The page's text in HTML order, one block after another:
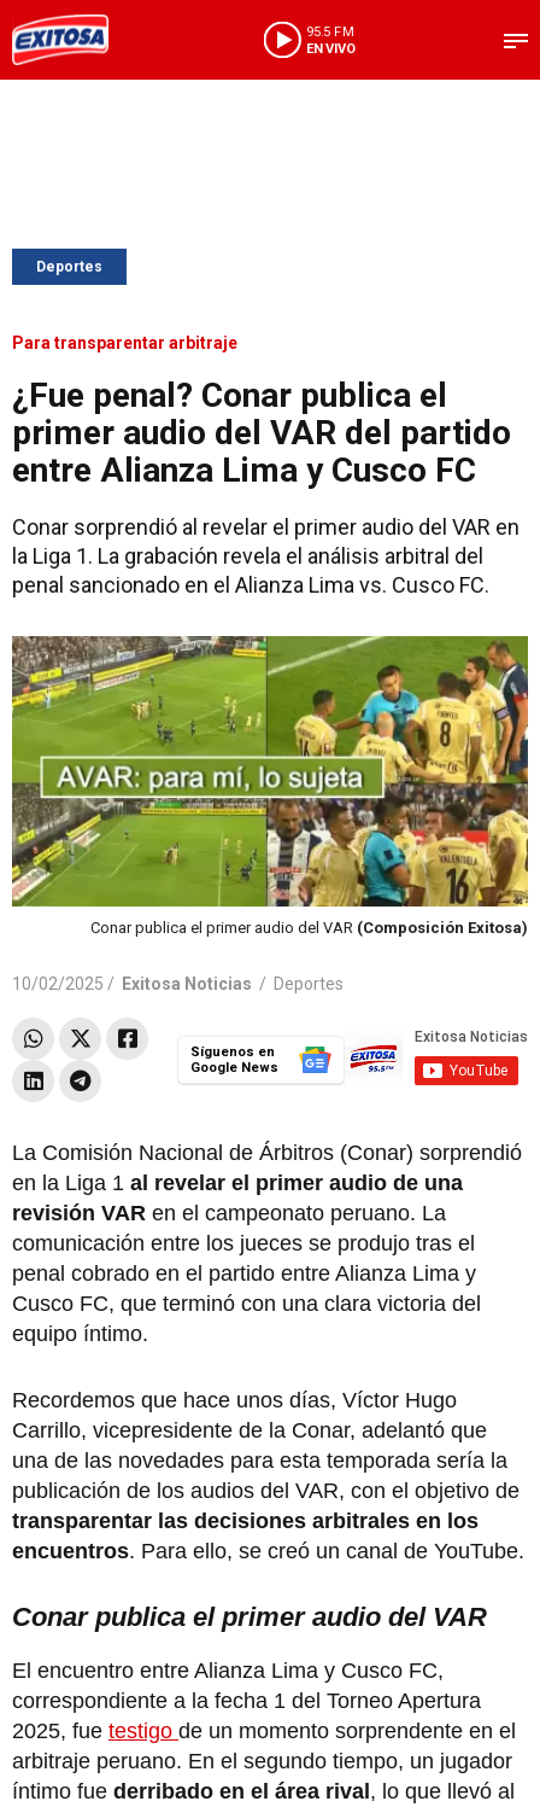
95.5 FM
EN VIVO
Deportes
Para transparentar arbitraje
¿Fue penal? Conar publica el
primer audio del VAR del partido
entre Alianza Lima y Cusco FC
Conar sorprendió al revelar el primer audio del VAR en
la Liga 1. La grabación revela el análisis arbitral del
penal sancionado en el Alianza Lima vs. Cusco FC.
Conar publica el primer audio del VAR (Composición Exitosa)
10/02/2025 / Exitosa Noticias / Deportes
Síguenos en
Google News
La Comisión Nacional de Árbitros (Conar) sorprendió
en la Liga 1 al revelar el primer audio de una
revisión VAR en el campeonato peruano. La
comunicación entre los jueces se produjo tras el
penal cobrado en el partido entre Alianza Lima y
Cusco FC, que terminó con una clara victoria del
equipo íntimo.
Recordemos que hace unos días, Víctor Hugo
Carrillo, vicepresidente de la Conar, adelantó que
una de las novedades para esta temporada sería la
publicación de los audios del VAR, con el objetivo de
transparentar las decisiones arbitrales en los
encuentros. Para ello, se creó un canal de YouTube.
Conar publica el primer audio del VAR
El encuentro entre Alianza Lima y Cusco FC,
correspondiente a la fecha 1 del Torneo Apertura
2025, fue testigo de un momento sorprendente en el
arbitraje peruano. En el segundo tiempo, un jugador
íntimo fue derribado en el área rival, lo que llevó al